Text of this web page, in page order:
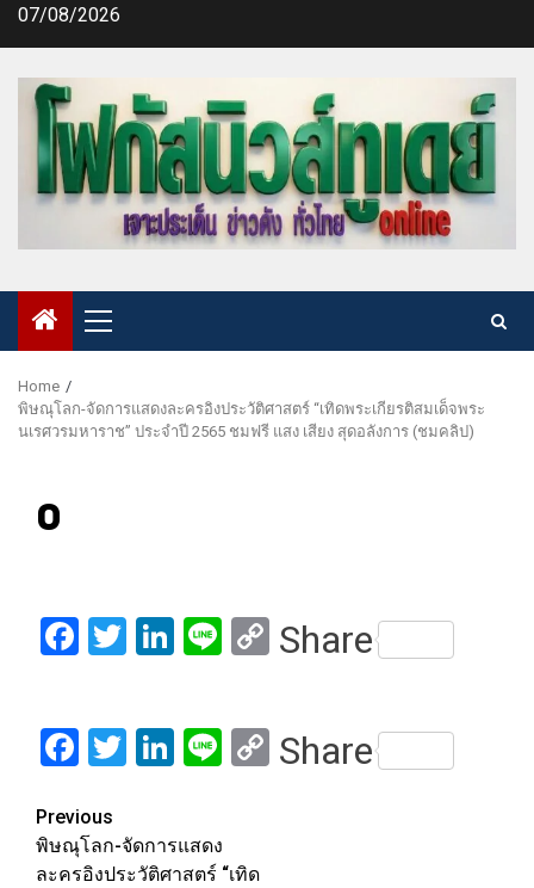
Skip07/08/2026
Primary
Menu
Home
พิษณุโลก-จัดการแสดงละครอิงประวัติศาสตร์ “เทิดพระเกียรติสมเด็จพระ
นเรศวรมหาราช” ประจำปี 2565 ชมฟรี แสง เสียง สุดอลังการ (ชมคลิป)
0
Facebook
Twitter
LinkedIn
LineCopy
Share
Facebook
Twitter
LinkedIn
LineCopy
Share
Post
navigation
Previous
พิษณุโลก-จัดการแสดง
ละครอิงประวัติศาสตร์ “เทิด